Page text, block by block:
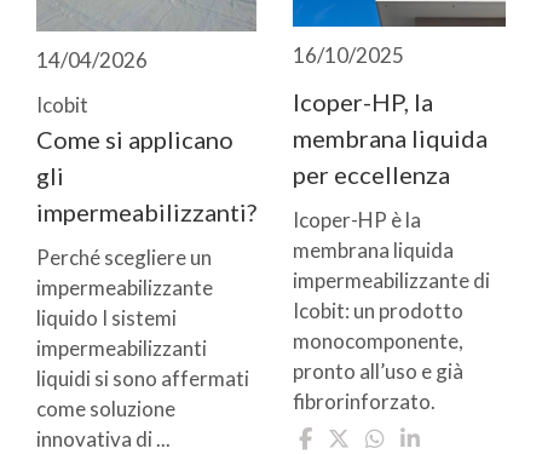
14/04/2026
Icobit
Come si applicano
gli
impermeabilizzanti?
Perché scegliere un
impermeabilizzante
liquido I sistemi
impermeabilizzanti
liquidi si sono affermati
come soluzione
innovativa di ...
16/10/2025
Icoper-HP, la
membrana liquida
per eccellenza
Icoper-HP è la
membrana liquida
impermeabilizzante di
Icobit: un prodotto
monocomponente,
pronto all’uso e già
fibrorinforzato.